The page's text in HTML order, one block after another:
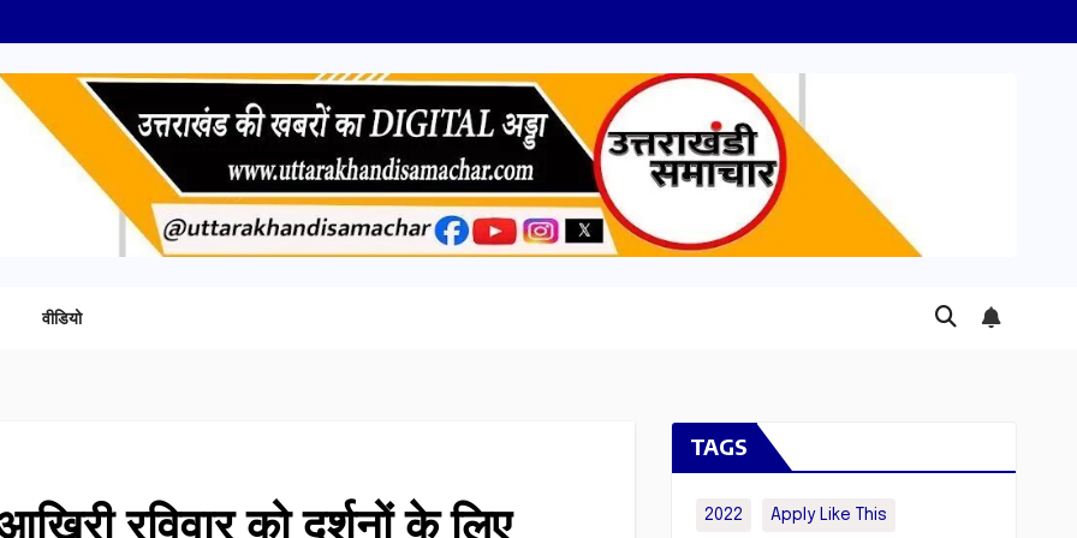
वीडियो
रविवार को दर्शनों के लिए
TAGS
2022 Apply Like This